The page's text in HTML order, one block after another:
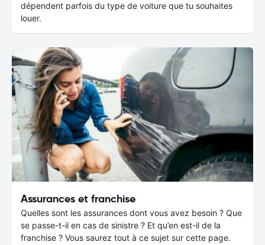
dépendent parfois du type de voiture que tu souhaites
louer.
Assurances et franchise
Quelles sont les assurances dont vous avez besoin ? Que
se passe-t-il en cas de sinistre ? Et qu’en est-il de la
franchise ? Vous saurez tout à ce sujet sur cette page.